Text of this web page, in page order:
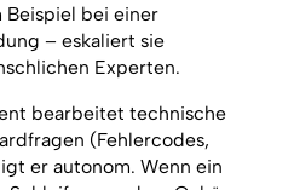
bei einer
– eskaliert sie
Experten.
bearbeitet technische
(Fehlercodes,
er autonom. Wenn ein